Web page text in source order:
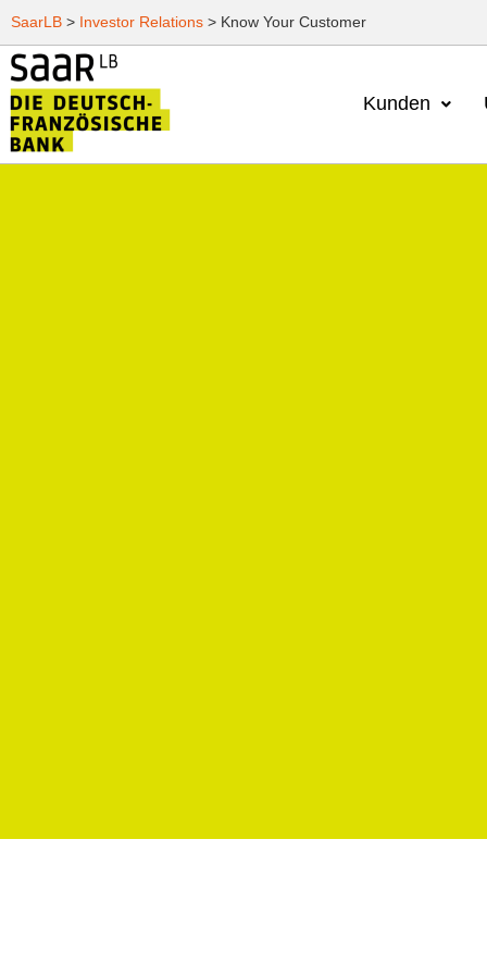
SaarLB > Investor Relations > Know Your Customer
Kunden